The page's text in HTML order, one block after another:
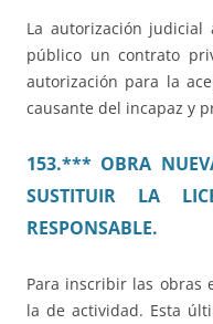
La autorización
público un contrato
autorización para la
causante del incapaz y
153.*** OBRA
SUSTITUIR LA
RESPONSABLE.
Para inscribir las obras
la de actividad. Esta